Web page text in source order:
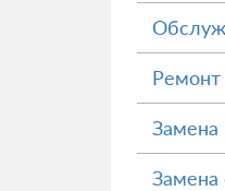
Ремонт
Замена
Замена